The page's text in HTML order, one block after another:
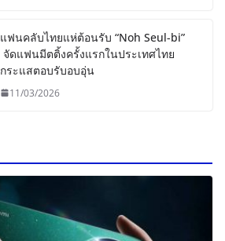
แฟนคลับไทยแห่ต้อนรับ “Noh Seul-bi”
จัดแฟนมีตติ้งครั้งแรกในประเทศไทย
กระแสตอบรับอบอุ่น
11/03/2026